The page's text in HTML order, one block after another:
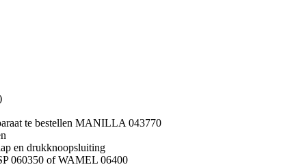
te bestellen MANILLA 043770
en drukknoopsluiting
060350 of WAMEL 06400